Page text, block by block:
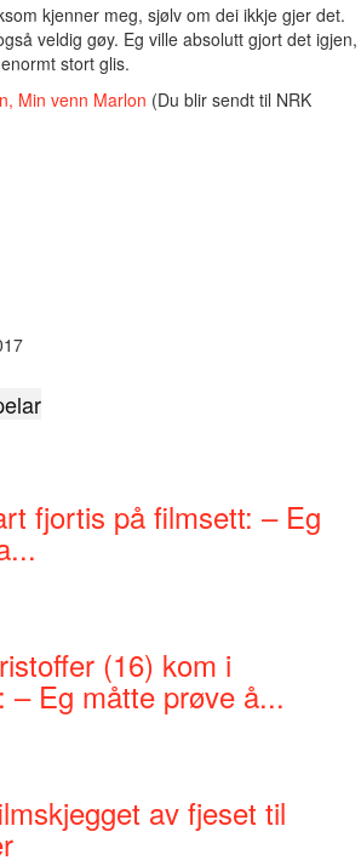
kjenner meg, sjølv om dei ikkje gjer det.
veldig gøy. Eg ville absolutt gjort det igjen,
stort glis.
Min venn Marlon (Du blir sendt til NRK
fjortis på filmsett: – Eg
(16) kom i
– Eg måtte prøve å...
av fjeset til